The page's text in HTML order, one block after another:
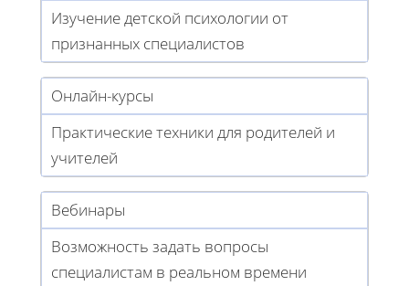
Изучение детской психологии от
признанных специалистов
Онлайн-курсы
Практические техники для родителей и
учителей
Вебинары
Возможность задать вопросы
специалистам в реальном времени